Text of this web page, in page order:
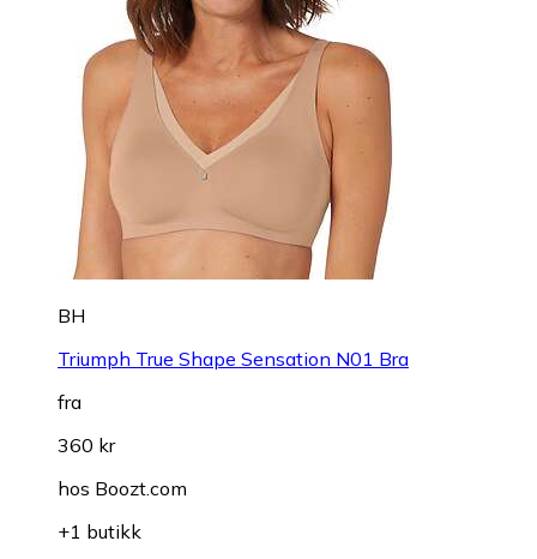
BH
Triumph True Shape Sensation N01 Bra
fra
360 kr
hos Boozt.com
+1 butikk